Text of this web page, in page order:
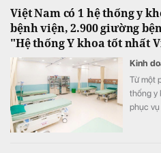
Việt Nam có 1 hệ thống y
bệnh viện, 2.900 giường
"Hệ thống Y khoa tốt nhất
Kinh
Từ một
thống y
phục